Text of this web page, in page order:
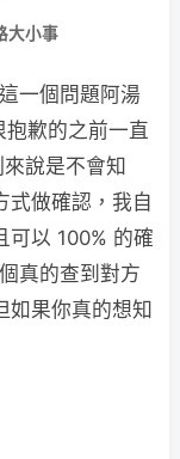
大小事
一個問題阿湯
歉的之前一直
說是不會知
式做確認，我自
可以 100% 的確
真的查到對方
如果你真的想知